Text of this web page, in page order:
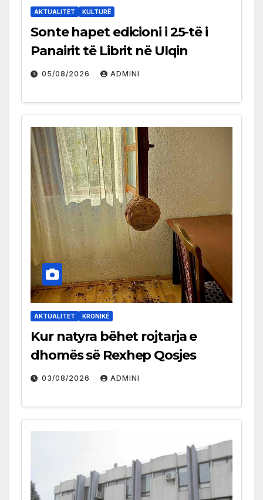
AKTUALITET KULTURË
Sonte hapet edicioni i 25-të i
Panairit të Librit në Ulqin
05/08/2026 ADMINI
AKTUALITET KRONIKË
Kur natyra bëhet rojtarja e
dhomës së Rexhep Qosjes
03/08/2026 ADMINI